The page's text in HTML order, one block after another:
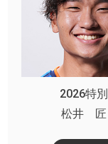
2026特別
松井 匠